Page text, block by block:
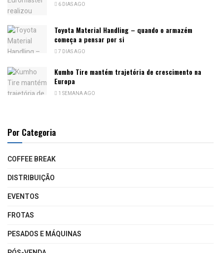
6 DIAS AGO
Toyota Material Handling – quando o armazém
começa a pensar por si
7 DIAS AGO
Kumho Tire mantém trajetória de crescimento na
Europa
1 SEMANA AGO
Por Categoria
COFFEE BREAK
DISTRIBUIÇÃO
EVENTOS
FROTAS
PESADOS E MÁQUINAS